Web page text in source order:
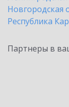
Новгородская
Республика
Партнеры в